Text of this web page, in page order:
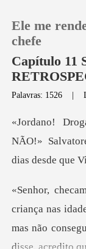
Loja
Histórico
Sair
Baixar
Ele me
chefe
Capítulo 11
Palavras: 1526 |
NÃO!»
mas não